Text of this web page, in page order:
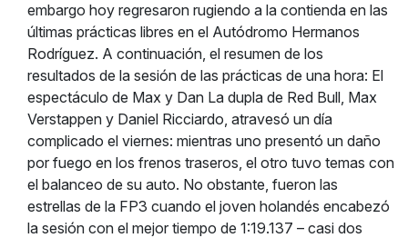
embargo hoy regresaron rugiendo a la contienda en las
últimas prácticas libres en el Autódromo Hermanos
Rodríguez. A continuación, el resumen de los
resultados de la sesión de las prácticas de una hora: El
espectáculo de Max y Dan La dupla de Red Bull, Max
Verstappen y Daniel Ricciardo, atravesó un día
complicado el viernes: mientras uno presentó un daño
por fuego en los frenos traseros, el otro tuvo temas con
el balanceo de su auto. No obstante, fueron las
estrellas de la FP3 cuando el joven holandés encabezó
la sesión con el mejor tiempo de 1:19.137 – casi dos